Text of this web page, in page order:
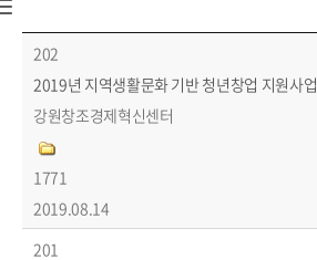
202
2019년 지역생활문화 기반 청년창업 지원사업
강원창조경제혁신센터
1771
2019.08.14
201